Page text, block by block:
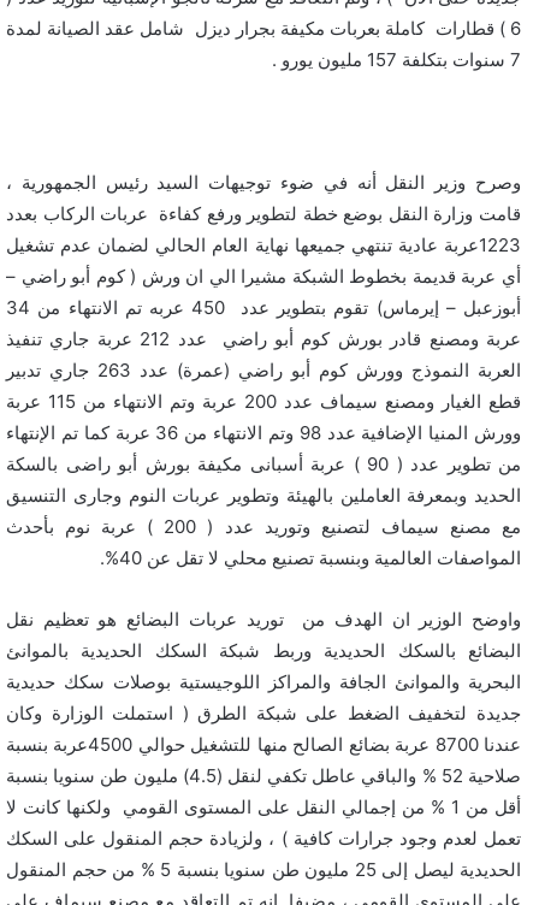
6 ) قطارات كاملة بعربات مكيفة بجرار ديزل شامل عقد الصيانة لمدة
7 سنوات بتكلفة 157 مليون يورو .
وصرح وزير النقل أنه في ضوء توجيهات السيد رئيس الجمهورية ،
قامت وزارة النقل بوضع خطة لتطوير ورفع كفاءة عربات الركاب بعدد
1223عربة عادية تنتهي جميعها نهاية العام الحالي لضمان عدم تشغيل
أي عربة قديمة بخطوط الشبكة مشيرا الي ان ورش ( كوم أبو راضي –
أبوزعبل – إيرماس) تقوم بتطوير عدد 450 عربه تم الانتهاء من 34
عربة ومصنع قادر بورش كوم أبو راضي عدد 212 عربة جاري تنفيذ
العربة النموذج وورش كوم أبو راضي (عمرة) عدد 263 جاري تدبير
قطع الغيار ومصنع سيماف عدد 200 عربة وتم الانتهاء من 115 عربة
وورش المنيا الإضافية عدد 98 وتم الانتهاء من 36 عربة كما تم الإنتهاء
من تطوير عدد ( 90 ) عربة أسبانى مكيفة بورش أبو راضى بالسكة
الحديد وبمعرفة العاملين بالهيئة وتطوير عربات النوم وجارى التنسيق
مع مصنع سيماف لتصنيع وتوريد عدد ( 200 ) عربة نوم بأحدث
المواصفات العالمية وبنسبة تصنيع محلي لا تقل عن 40%.
واوضح الوزير ان الهدف من توريد عربات البضائع هو تعظيم نقل
البضائع بالسكك الحديدية وربط شبكة السكك الحديدية بالموانئ
البحرية والموانئ الجافة والمراكز اللوجيستية بوصلات سكك حديدية
جديدة لتخفيف الضغط على شبكة الطرق ( استملت الوزارة وكان
عندنا 8700 عربة بضائع الصالح منها للتشغيل حوالي 4500عربة بنسبة
صلاحية 52 % والباقي عاطل تكفي لنقل (4.5) مليون طن سنويا بنسبة
أقل من 1 % من إجمالي النقل على المستوى القومي ولكنها كانت لا
تعمل لعدم وجود جرارات كافية ) ، ولزيادة حجم المنقول على السكك
الحديدية ليصل إلى 25 مليون طن سنويا بنسبة 5 % من حجم المنقول